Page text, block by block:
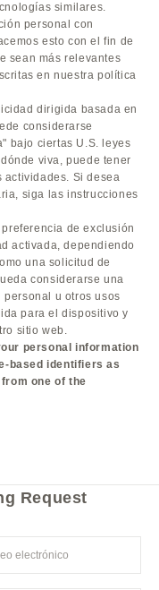
similares.
personal con
esto con el fin de
sean más relevantes
en nuestra política
dirigida basada en
considerarse
bajo ciertas U.S. leyes
viva, puede tener
actividades. Si desea
siga las instrucciones
de exclusión
activada, dependiendo
una solicitud de
considerarse una
personal u otros usos
para el dispositivo y
sitio web.
personal information
based identifiers as
one of the
Request